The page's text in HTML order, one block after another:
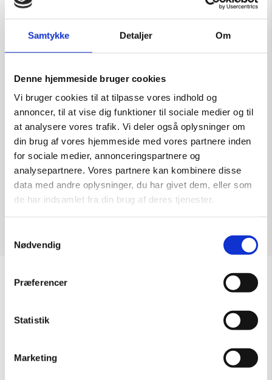
Samtykke Detaljer Om
Denne hjemmeside bruger cookies
Vi bruger cookies til at tilpasse vores indhold og
annoncer, til at vise dig funktioner til sociale medier og til
at analysere vores trafik. Vi deler også oplysninger om
din brug af vores hjemmeside med vores partnere inden
for sociale medier, annonceringspartnere og
analysepartnere. Vores partnere kan kombinere disse
data med andre oplysninger, du har givet dem, eller som
de har indsamlet fra din brug af deres tjenester.
Nødvendig
Præferencer
Statistik
Marketing
jul Denne måned
Abonner på kalender
Sommeråbningstider